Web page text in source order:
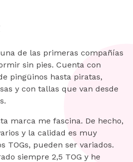
de las primeras compañías
sin pies. Cuenta con
pingüinos hasta piratas,
y con tallas que van desde
marca me fascina. De hecho,
y la calidad es muy
TOGs, pueden ser variados.
siempre 2,5 TOG y he